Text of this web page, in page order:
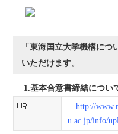
「東海国立大学機構に
いただけます。
1.基本合意書締結につい
http://
u.ac.jp/info/